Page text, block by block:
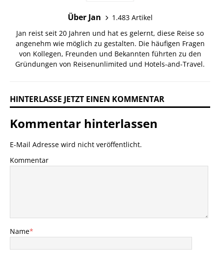
Über Jan
1.483 Artikel
Jan reist seit 20 Jahren und hat es gelernt, diese Reise so
angenehm wie möglich zu gestalten. Die häufigen Fragen
von Kollegen, Freunden und Bekannten führten zu den
Gründungen von Reisenunlimited und Hotels-and-Travel.
HINTERLASSE JETZT EINEN KOMMENTAR
Kommentar hinterlassen
E-Mail Adresse wird nicht veröffentlicht.
Kommentar
Name*